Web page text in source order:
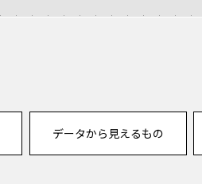
データから見えるもの